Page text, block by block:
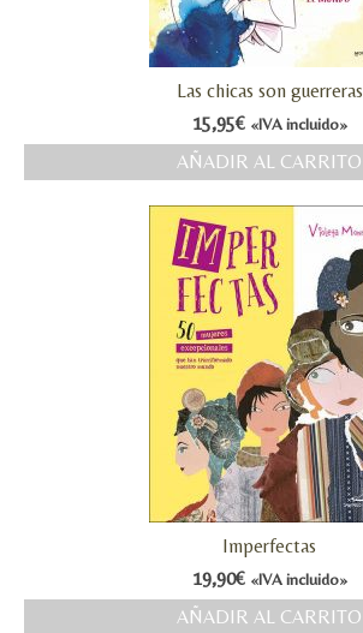
Las chicas son guerreras
15,95€ «IVA incluido»
AÑADIR AL CARRITO
Imperfectas
19,90€ «IVA incluido»
AÑADIR AL CARRITO